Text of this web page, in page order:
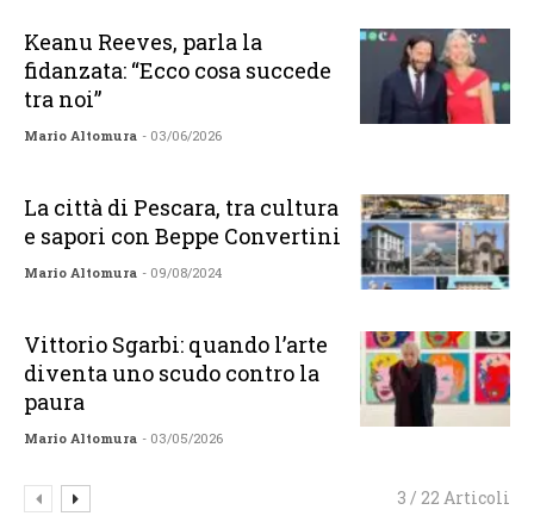
Keanu Reeves, parla la
fidanzata: “Ecco cosa succede
tra noi”
Mario Altomura - 03/06/2026
La città di Pescara, tra cultura
e sapori con Beppe Convertini
Mario Altomura - 09/08/2024
Vittorio Sgarbi: quando l’arte
diventa uno scudo contro la
paura
Mario Altomura - 03/05/2026
3 / 22 Articoli